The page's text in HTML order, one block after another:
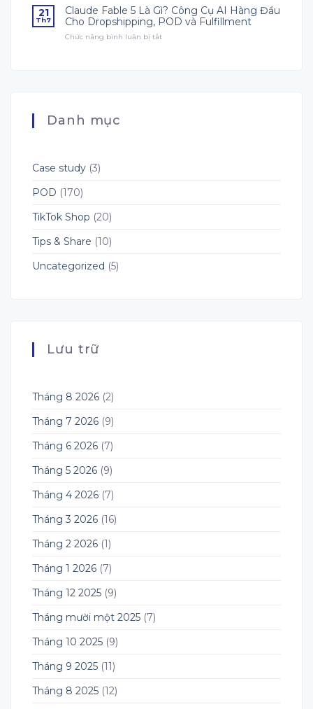
Bị
Q4?
Mà
Người
Mới
3
Nên
Chuẩn
21
Th7
Claude Fable 5 Là Gì? Công Cụ AI Hàng Đầu
Cho Dropshipping, POD và Fulfillment
Chức năng bình luận bị tắt
Danh mục
Case study (3)
POD (170)
TikTok Shop (20)
Tips & Share (10)
Uncategorized (5)
Lưu trữ
Tháng 8 2026 (2)
Tháng 7 2026 (9)
Tháng 6 2026 (7)
Tháng 5 2026 (9)
Tháng 4 2026 (7)
Tháng 3 2026 (16)
Tháng 2 2026 (1)
Tháng 1 2026 (7)
Tháng 12 2025 (9)
Tháng mười một 2025 (7)
Tháng 10 2025 (9)
Tháng 9 2025 (11)
Tháng 8 2025 (12)